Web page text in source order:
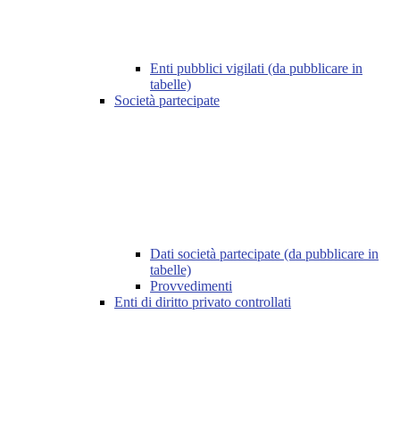
Enti pubblici vigilati (da pubblicare in
tabelle)
Società partecipate
Dati società partecipate (da pubblicare in
tabelle)
Provvedimenti
Enti di diritto privato controllati